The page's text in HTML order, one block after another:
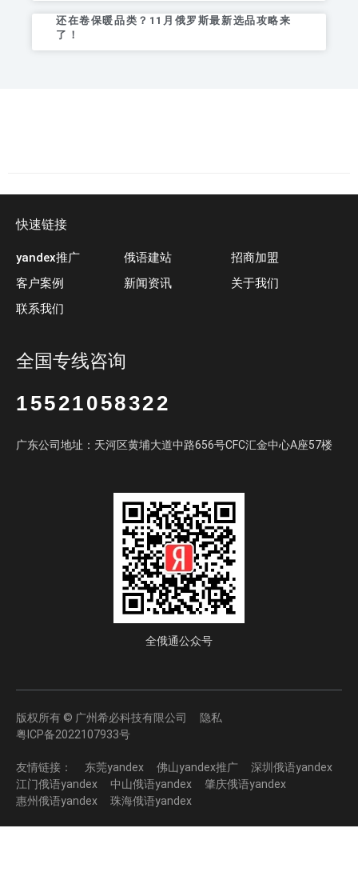
还在卷保暖品类？11月俄罗斯最新选品攻略来
了！
快速链接
yandex推广
客户案例
联系我们
俄语建站
新闻资讯
招商加盟
关于我们
全国专线咨询
15521058322
广东公司地址：天河区黄埔大道中路656号CFC汇金中心A座57楼
全俄通公众号
版权所有 © 广州希必科技有限公司
隐私
粤ICP备2022107933号
友情链接： 东莞yandex 佛山yandex推广
深圳俄语yandex
江门俄语yandex
中山俄语yandex
肇庆俄语yandex
惠州俄语yandex
珠海俄语yandex